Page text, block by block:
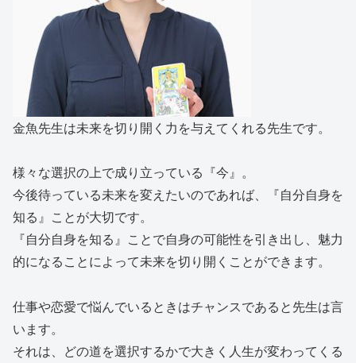
金魚先生は未来を切り開く力を与えてくれる先生です。
様々な選択の上で成り立っている『今』。
今後待っている未来を変えたいのであれば、『自分自身を
知る』ことが大切です。
『自分自身を知る』ことで自身の可能性を引き出し、魅力
的になることによって未来を切り開くことができます。
仕事や恋愛で悩んでいるときはチャンスであると先生は言
います。
それは、どの道を選択するかで大きく人生が変わってくる